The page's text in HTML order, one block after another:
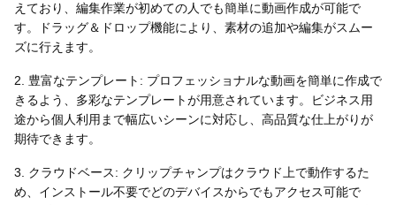
無料はがきダウンロード
えており、編集作業が初めての人でも簡単に動画作成が可能で
す。ドラッグ＆ドロップ機能により、素材の追加や編集がスムー
ズに行えます。
2. 豊富なテンプレート: プロフェッショナルな動画を簡単に作成で
きるよう、多彩なテンプレートが用意されています。ビジネス用
途から個人利用まで幅広いシーンに対応し、高品質な仕上がりが
期待できます。
3. クラウドベース: クリップチャンプはクラウド上で動作するた
め、インストール不要でどのデバイスからでもアクセス可能で